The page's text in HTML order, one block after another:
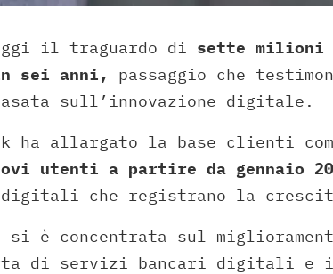
il traguardo di sette milioni
sei anni,
passaggio che
sull’innovazione digitale.
ha allargato la base clienti
utenti a partire da gennaio
digitali che registrano la
si è concentrata sul
di servizi bancari digitali e